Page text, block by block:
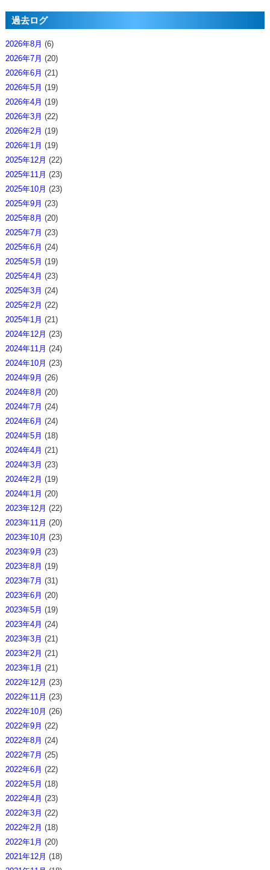
過去ログ
2026年8月 (6)
2026年7月 (20)
2026年6月 (21)
2026年5月 (19)
2026年4月 (19)
2026年3月 (22)
2026年2月 (19)
2026年1月 (19)
2025年12月 (22)
2025年11月 (23)
2025年10月 (23)
2025年9月 (23)
2025年8月 (20)
2025年7月 (23)
2025年6月 (24)
2025年5月 (19)
2025年4月 (23)
2025年3月 (24)
2025年2月 (22)
2025年1月 (21)
2024年12月 (23)
2024年11月 (24)
2024年10月 (23)
2024年9月 (26)
2024年8月 (20)
2024年7月 (24)
2024年6月 (24)
2024年5月 (18)
2024年4月 (21)
2024年3月 (23)
2024年2月 (19)
2024年1月 (20)
2023年12月 (22)
2023年11月 (20)
2023年10月 (23)
2023年9月 (23)
2023年8月 (19)
2023年7月 (31)
2023年6月 (20)
2023年5月 (19)
2023年4月 (24)
2023年3月 (21)
2023年2月 (21)
2023年1月 (21)
2022年12月 (23)
2022年11月 (23)
2022年10月 (26)
2022年9月 (22)
2022年8月 (24)
2022年7月 (25)
2022年6月 (22)
2022年5月 (18)
2022年4月 (23)
2022年3月 (22)
2022年2月 (18)
2022年1月 (20)
2021年12月 (18)